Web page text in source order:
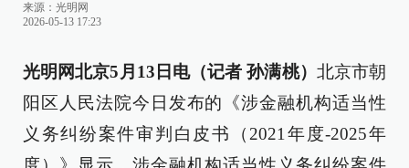
来源： 光明网
2026-05-13 17:23
光明网北京5月13日电（记者 孙满桃） 北京市朝
阳区人民法院今日发布的《涉金融机构适当性
义务纠纷案件审判白皮书（2021年度-2025年